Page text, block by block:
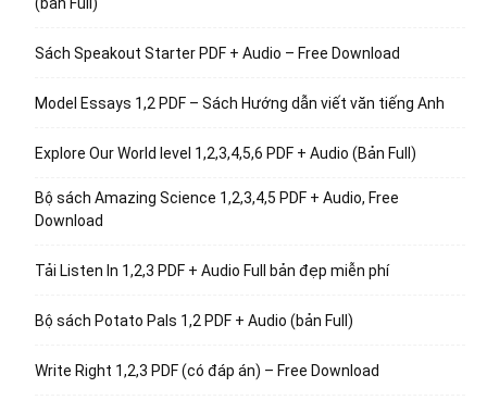
(bản Full)
Sách Speakout Starter PDF + Audio – Free Download
Model Essays 1,2 PDF – Sách Hướng dẫn viết văn tiếng Anh
Explore Our World level 1,2,3,4,5,6 PDF + Audio (Bản Full)
Bộ sách Amazing Science 1,2,3,4,5 PDF + Audio, Free
Download
Tải Listen In 1,2,3 PDF + Audio Full bản đẹp miễn phí
Bộ sách Potato Pals 1,2 PDF + Audio (bản Full)
Write Right 1,2,3 PDF (có đáp án) – Free Download